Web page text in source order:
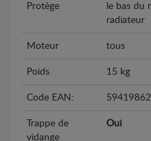
Protège
le bas du
radiateur
Moteur tous
Poids 15 kg
Code EAN:
Trappe de
vidange
Oui